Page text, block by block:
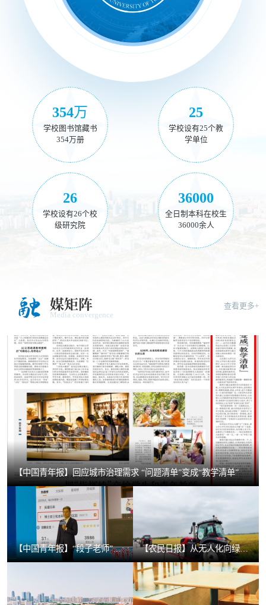
354万
学校图书馆藏书
354万册
25
学校设有25个教
学单位
26
学校设有26个校
级研究院
36000
全日制本科在校生
36000余人
融 媒矩阵
Media convergence
查看更多+
【中国青年报】回应城市治理需求 “问题清单”变成“教学清单”
【中国青年报】“段子老师”岳松：让知识“轻装上阵” 【农民日报】从无人化向绿色化迭代升级——国内首家生态无人农场引领智慧农业新范式